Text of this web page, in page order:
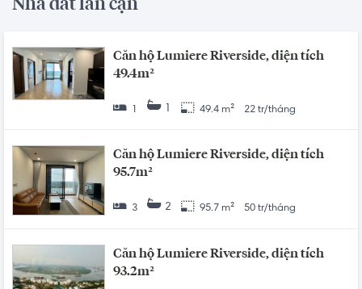
Nhà đất lân cận
Căn hộ Lumiere Riverside, diện tích
49.4m²
1 49.4 m² 22 tr/tháng
Căn hộ Lumiere Riverside, diện tích
95.7m²
3 2 95.7 m² 50 tr/tháng
Căn hộ Lumiere Riverside, diện tích
93.2m²